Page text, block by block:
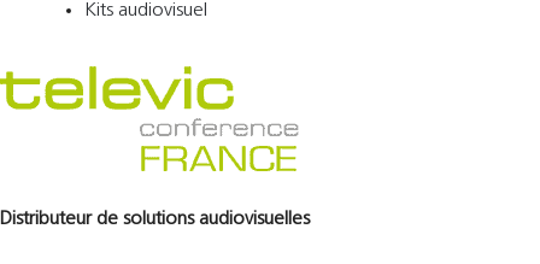
Kits audiovisuel
Distributeur de solutions audiovisuelles